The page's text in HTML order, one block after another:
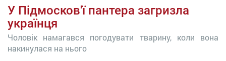
У Підмосков'ї пантера загризла
українця
Чоловік намагався погодувати тварину, коли вона
накинулася на нього